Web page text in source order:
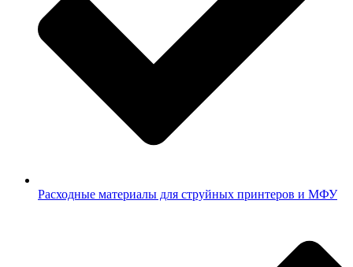
Расходные материалы для струйных принтеров и МФУ